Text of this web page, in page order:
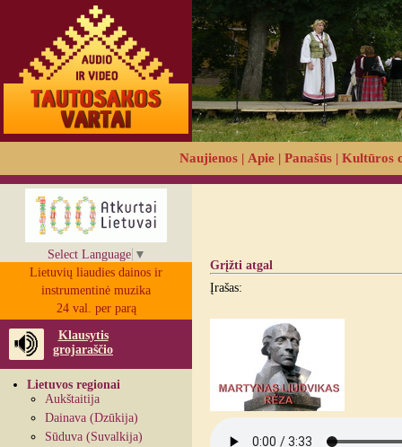
Naujienos | Apie | Panašūs | Kultūros
Select Language ▼
Lietuvių liaudies dainos ir
instrumentinė muzika
24 val. per parą
Klausytis
grojaraščio
Lietuvos regionai
Aukštaitija
Dainava (Dzūkija)
Sūduva (Suvalkija)
Grįžti atgal
Įrašas: